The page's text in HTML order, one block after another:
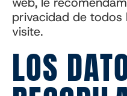
privacidad de todos
visite.
LOS